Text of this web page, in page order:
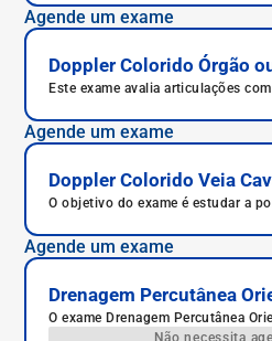
transplante. Ele permite verificar
bem e recebendo sangue
Agende um exame
Doppler Colorido Órgão
Este exame avalia articulações
Agende um exame
Doppler Colorido Veia
O objetivo do exame é estudar a
Agende um exame
Drenagem Percutânea
O exame Drenagem Percutânea
para drenagem de líquidos, ar e
Não necessita